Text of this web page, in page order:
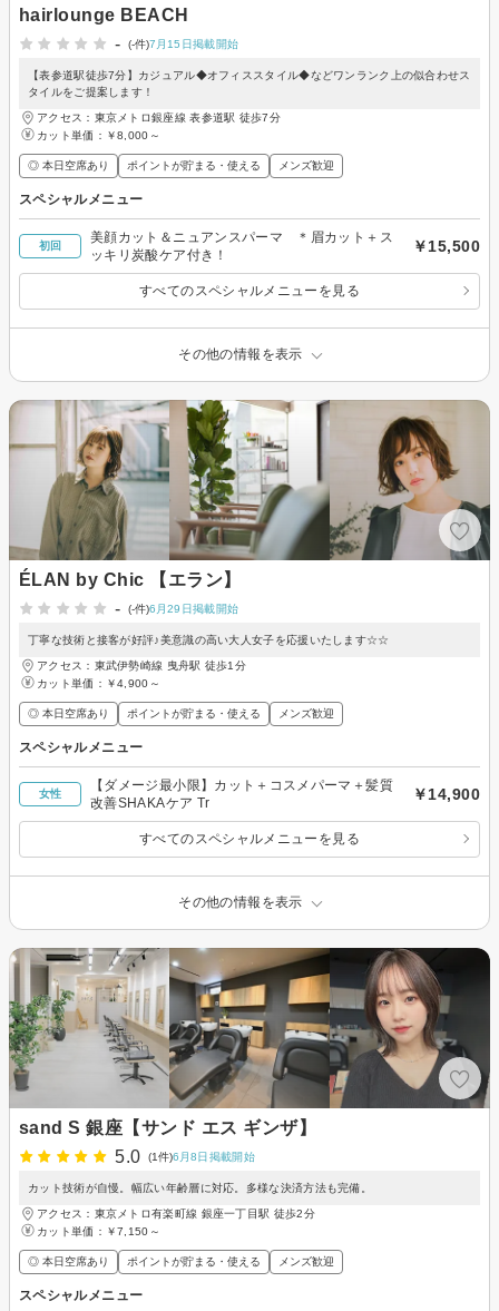
hairlounge BEACH
-
(-件)7月15日掲載開始
【表参道駅徒歩7分】カジュアル◆オフィススタイル◆などワンランク上の似合わせス
タイルをご提案します！
アクセス：東京メトロ銀座線 表参道駅 徒歩7分
カット単価： ￥8,000～
◎ 本日空席あり ポイントが貯まる・使える メンズ歓迎
スペシャルメニュー
初回
美顔カット＆ニュアンスパーマ ＊眉カット＋ス
ッキリ炭酸ケア付き！
￥15,500
すべてのスペシャルメニューを見る
その他の情報を表示
ÉLAN by Chic 【エラン】
-
(-件)6月29日掲載開始
丁寧な技術と接客が好評♪美意識の高い大人女子を応援いたします☆☆
アクセス：東武伊勢崎線 曳舟駅 徒歩1分
カット単価： ￥4,900～
◎ 本日空席あり ポイントが貯まる・使える メンズ歓迎
スペシャルメニュー
女性
【ダメージ最小限】カット＋コスメパーマ＋髪質
改善SHAKAケア Tr
￥14,900
すべてのスペシャルメニューを見る
その他の情報を表示
sand S 銀座【サンド エス ギンザ】
5.0
(1件)6月8日掲載開始
カット技術が自慢。幅広い年齢層に対応。多様な決済方法も完備。
アクセス：東京メトロ有楽町線 銀座一丁目駅 徒歩2分
カット単価： ￥7,150～
◎ 本日空席あり ポイントが貯まる・使える メンズ歓迎
スペシャルメニュー